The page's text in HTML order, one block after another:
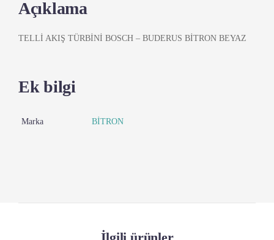
Açıklama
TELLİ AKIŞ TÜRBİNİ BOSCH – BUDERUS BİTRON BEYAZ
Ek bilgi
Marka BİTRON